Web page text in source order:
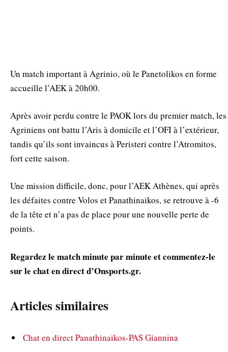
Un match important à Agrinio, où le Panetolikos en forme
accueille l’AEK à 20h00.
Après avoir perdu contre le PAOK lors du premier match, les
Agriniens ont battu l’Aris à domicile et l’OFI à l’extérieur,
tandis qu’ils sont invaincus à Peristeri contre l’Atromitos,
fort cette saison.
Une mission difficile, donc, pour l’AEK Athènes, qui après
les défaites contre Volos et Panathinaikos, se retrouve à -6
de la tête et n’a pas de place pour une nouvelle perte de
points.
Regardez le match minute par minute et commentez-le
sur le chat en direct d’Onsports.gr.
Articles similaires
Chat en direct Panathinaikos-PAS Giannina